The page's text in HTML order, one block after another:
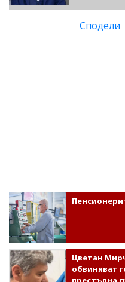
Сподели
Цветан
обвиняват